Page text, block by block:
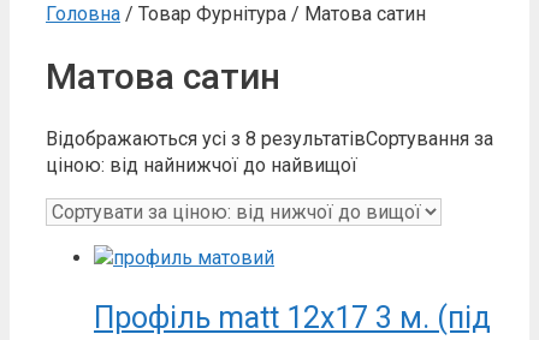
Головна / Товар Фурнітура / Матова сатин
Матова сатин
Відображаються усі з 8 результатівСортування за
ціною: від найнижчої до найвищої
Профіль matt 12х17 3 м. (під